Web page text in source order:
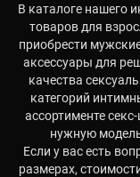
В каталоге нашего
товаров для
приобрести
аксессуары для
качества
категорий
ассортименте
нужную
Если у вас есть
размерах,